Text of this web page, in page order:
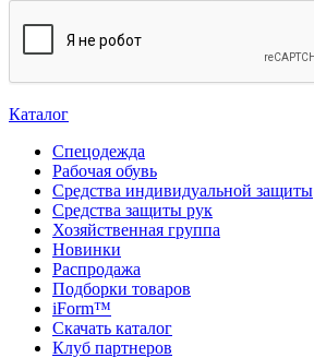
Каталог
Спецодежда
Рабочая обувь
Средства индивидуальной защиты
Средства защиты рук
Хозяйственная группа
Новинки
Распродажа
Подборки товаров
iForm™
Скачать каталог
Клуб партнеров